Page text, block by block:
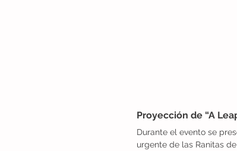
Proyección de “A
Durante el evento se
urgente de las Ranitas